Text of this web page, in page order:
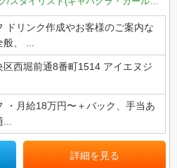
ドリンク作成やお客様のご案内な
、 ...
区西堀前通8番町1514 アイエヌジ
・月給18万円〜＋バック、手当あ
詳細を見る